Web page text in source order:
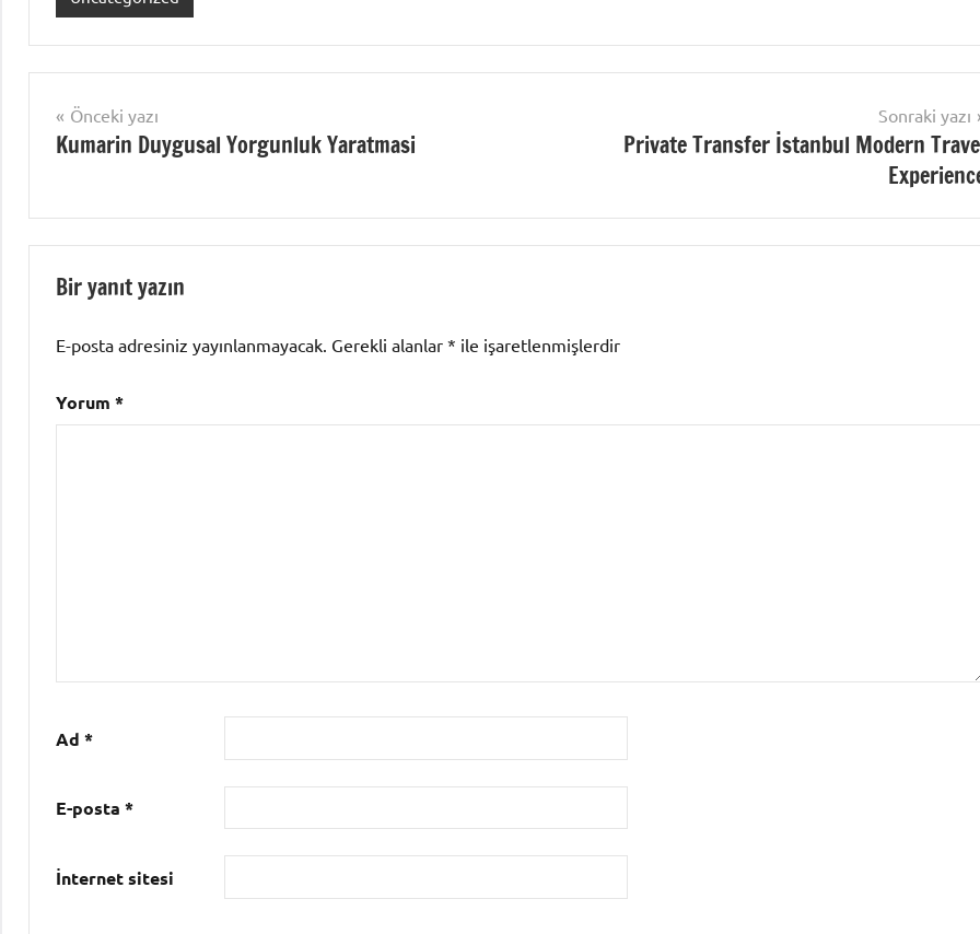
Yazı
gezinmesi
Önceki yazı
Kumarin Duygusal Yorgunluk Yaratmasi
Sonraki yazı
Private Transfer İstanbul Modern
Bir yanıt yazın
E-posta adresiniz yayınlanmayacak. Gerekli alanlar * ile işaretlenmişlerdir
Yorum *
Ad *
E-posta *
İnternet sitesi